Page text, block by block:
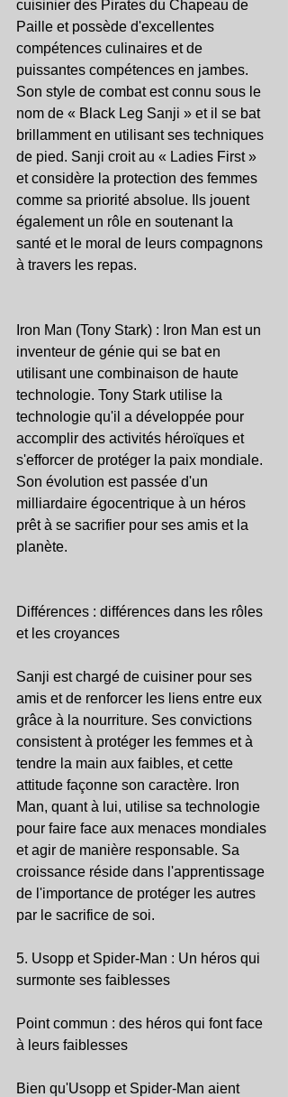
cuisinier des Pirates du Chapeau de
Paille et possède d'excellentes
compétences culinaires et de
puissantes compétences en jambes.
Son style de combat est connu sous le
nom de « Black Leg Sanji » et il se bat
brillamment en utilisant ses techniques
de pied. Sanji croit au « Ladies First »
et considère la protection des femmes
comme sa priorité absolue. Ils jouent
également un rôle en soutenant la
santé et le moral de leurs compagnons
à travers les repas.
Iron Man (Tony Stark) : Iron Man est un
inventeur de génie qui se bat en
utilisant une combinaison de haute
technologie. Tony Stark utilise la
technologie qu'il a développée pour
accomplir des activités héroïques et
s'efforcer de protéger la paix mondiale.
Son évolution est passée d'un
milliardaire égocentrique à un héros
prêt à se sacrifier pour ses amis et la
planète.
Différences : différences dans les rôles
et les croyances
Sanji est chargé de cuisiner pour ses
amis et de renforcer les liens entre eux
grâce à la nourriture. Ses convictions
consistent à protéger les femmes et à
tendre la main aux faibles, et cette
attitude façonne son caractère. Iron
Man, quant à lui, utilise sa technologie
pour faire face aux menaces mondiales
et agir de manière responsable. Sa
croissance réside dans l'apprentissage
de l'importance de protéger les autres
par le sacrifice de soi.
5. Usopp et Spider-Man : Un héros qui
surmonte ses faiblesses
Point commun : des héros qui font face
à leurs faiblesses
Bien qu'Usopp et Spider-Man aient